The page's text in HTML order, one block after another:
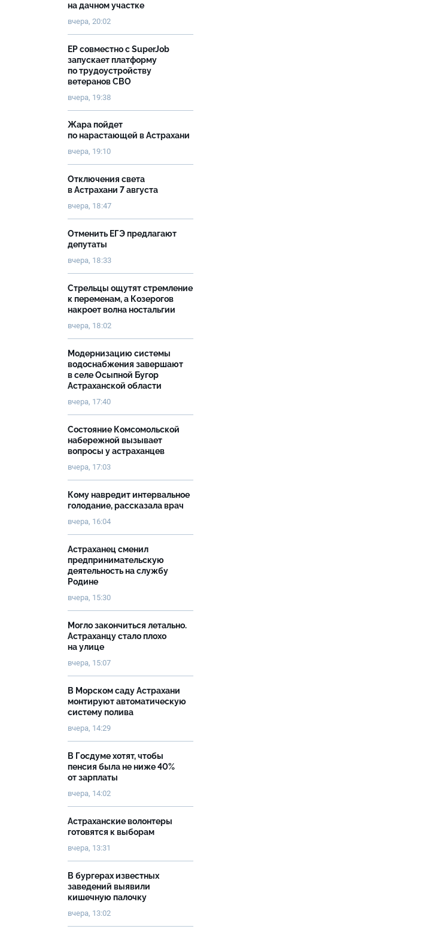
на дачном участке
вчера, 20:02
ЕР совместно с SuperJob
запускает платформу
по трудоустройству
ветеранов СВО
вчера, 19:38
Жара пойдет
по нарастающей в Астрахани
вчера, 19:10
Отключения света
в Астрахани 7 августа
вчера, 18:47
Отменить ЕГЭ предлагают
депутаты
вчера, 18:33
Стрельцы ощутят стремление
к переменам, а Козерогов
накроет волна ностальгии
вчера, 18:02
Модернизацию системы
водоснабжения завершают
в селе Осыпной Бугор
Астраханской области
вчера, 17:40
Состояние Комсомольской
набережной вызывает
вопросы у астраханцев
вчера, 17:03
Кому навредит интервальное
голодание, рассказала врач
вчера, 16:04
Астраханец сменил
предпринимательскую
деятельность на службу
Родине
вчера, 15:30
Могло закончиться летально.
Астраханцу стало плохо
на улице
вчера, 15:07
В Морском саду Астрахани
монтируют автоматическую
систему полива
вчера, 14:29
В Госдуме хотят, чтобы
пенсия была не ниже 40%
от зарплаты
вчера, 14:02
Астраханские волонтеры
готовятся к выборам
вчера, 13:31
В бургерах известных
заведений выявили
кишечную палочку
вчера, 13:02